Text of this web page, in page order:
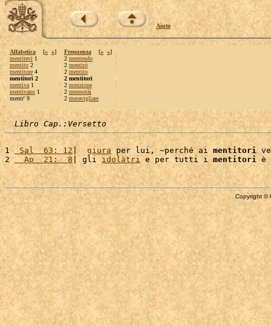
Aiuto
Alfabetica [« »]
mentitevi 1
mentito 2
mentitore 4
mentitori 2
mentiva 1
mentivano 1
mentr' 9
Frequenza [« »]
2 mentendo
2 mentirò
2 mentito
2 mentitori
2 menzione
2 meonotài
2 meravigliare
Libro Cap.:Versetto
1 Sal  63: 12| giura per lui, ~perché ai mentitori
2
  Ap  21:  8
| gli idolàtri e per tutti i mentitori è
Copyright ©